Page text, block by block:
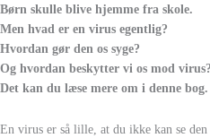
Børn skulle blive hjemme fra skole.
Men hvad er en virus egentlig?
Hvordan gør den os syge?
Og hvordan beskytter vi os mod virus?
Det kan du læse mere om i denne bog.
En virus er så lille, at du ikke kan se